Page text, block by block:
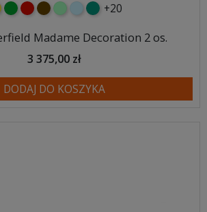
zielonyczerwony
czekoladowy
miętowybłękitny
turkusowy
+20
Madame Decoration 2 os.
3 375,00 zł
DODAJ DO KOSZYKA